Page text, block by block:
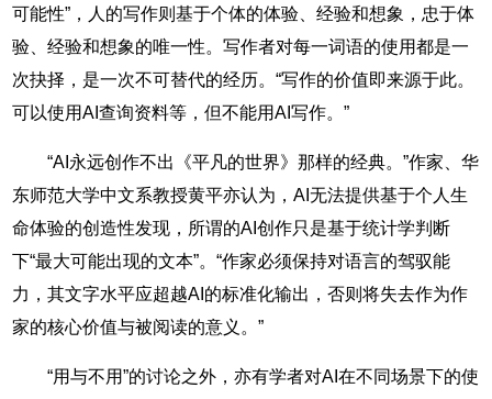
可能性”，人的写作则基于个体的体验、经验和想象，忠于体
验、经验和想象的唯一性。写作者对每一词语的使用都是一
次抉择，是一次不可替代的经历。“写作的价值即来源于此。
可以使用AI查询资料等，但不能用AI写作。”
“AI永远创作不出《平凡的世界》那样的经典。”作家、华
东师范大学中文系教授黄平亦认为，AI无法提供基于个人生
命体验的创造性发现，所谓的AI创作只是基于统计学判断
下“最大可能出现的文本”。“作家必须保持对语言的驾驭能
力，其文字水平应超越AI的标准化输出，否则将失去作为作
家的核心价值与被阅读的意义。”
“用与不用”的讨论之外，亦有学者对AI在不同场景下的使